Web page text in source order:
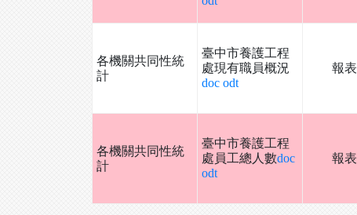
各機關共同性統
計
臺中市養護工程
處現有職員概況
doc odt
報表
各機關共同性統
計
臺中市養護工程
處員工總人數doc
odt
報表